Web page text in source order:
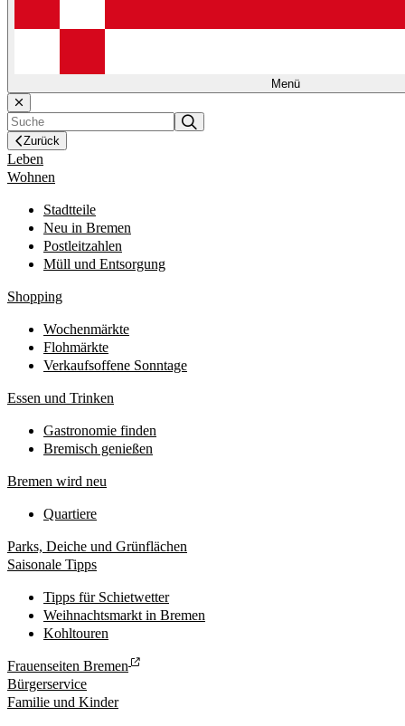
Menü
Zurück
Leben
Wohnen
Stadtteile
Neu in Bremen
Postleitzahlen
Müll und Entsorgung
Shopping
Wochenmärkte
Flohmärkte
Verkaufsoffene Sonntage
Essen und Trinken
Gastronomie finden
Bremisch genießen
Bremen wird neu
Quartiere
Parks, Deiche und Grünflächen
Saisonale Tipps
Tipps für Schietwetter
Weihnachtsmarkt in Bremen
Kohltouren
Frauenseiten Bremen
Bürgerservice
Familie und Kinder